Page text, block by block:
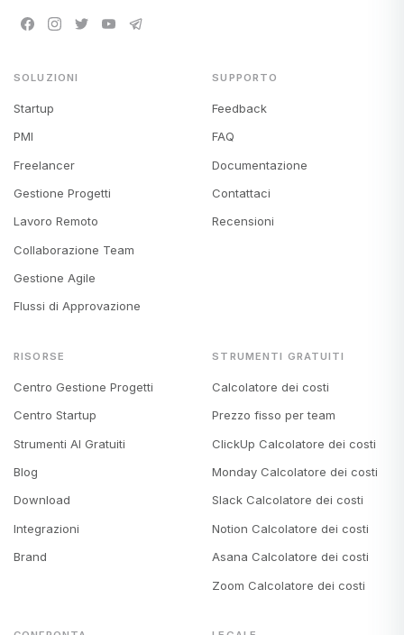
SOLUZIONI
Startup
PMI
Freelancer
Gestione Progetti
Lavoro Remoto
Collaborazione Team
Gestione Agile
Flussi di Approvazione
SUPPORTO
Feedback
FAQ
Documentazione
Contattaci
Recensioni
RISORSE
Centro Gestione Progetti
Centro Startup
Strumenti AI Gratuiti
Blog
Download
Integrazioni
Brand
STRUMENTI GRATUITI
Calcolatore dei costi
Prezzo fisso per team
ClickUp Calcolatore dei costi
Monday Calcolatore dei costi
Slack Calcolatore dei costi
Notion Calcolatore dei costi
Asana Calcolatore dei costi
Zoom Calcolatore dei costi